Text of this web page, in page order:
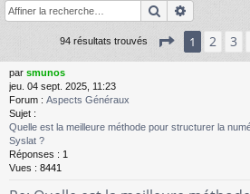
de Rechercher
94 résultats trouvés Page 1sur
1 2 3
par smunos
jeu. 04 sept. 2025, 11:23
Forum : Aspects Généraux
Sujet :
Quelle est la meilleure méthode pour structurer la
Syslat ?
Réponses : 1
Vues : 8441